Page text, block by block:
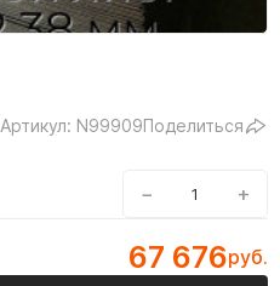
Артикул: N99909Поделиться
− +
67 676руб.